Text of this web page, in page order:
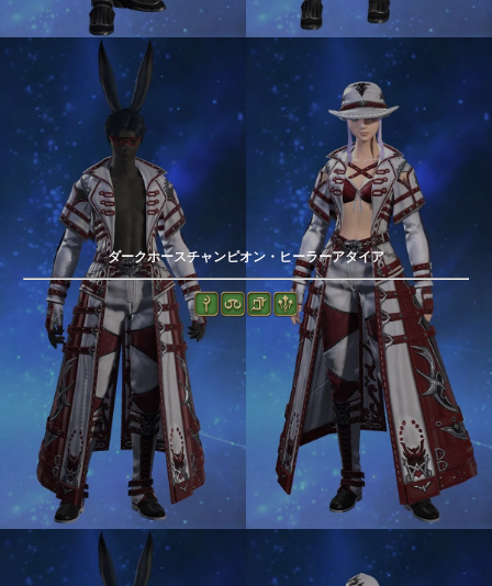
ダークホースチャンピオン・ヒーラーアタイア